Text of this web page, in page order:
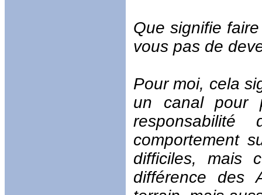
Que signifie
vous pas de
Pour moi, cela
un canal pour
comportement
difficiles, mais
différence des